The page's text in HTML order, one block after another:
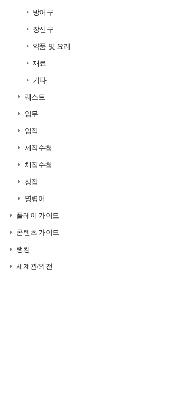
방어구
장신구
약품 및 요리
재료
기타
퀘스트
임무
업적
제작수첩
채집수첩
상점
명령어
플레이 가이드
콘텐츠 가이드
랭킹
세계관/외전